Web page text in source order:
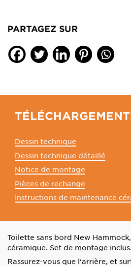
PARTAGEZ SUR
Dessin technique
Dessin technique détaillé
Notice de montage
Pièces de rechange
Instructions de maintenance
Toilette sans bord New
céramique. Set de montage inclus.
Rassurez-vous que l‘arrière, et